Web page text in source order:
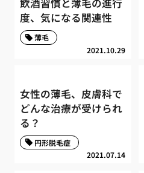
飲酒習慣と薄毛の進行
度、気になる関連性
2021.10.29
薄毛
女性の薄毛、皮膚科で
どんな治療が受けられ
る？
2021.07.14
円形脱毛症